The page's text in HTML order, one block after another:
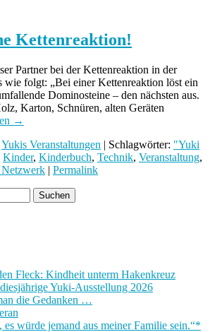
Kettenreaktion!
Partner bei der Kettenreaktion in der
wie folgt: „Bei einer Kettenreaktion löst ein
Dominosteine – den nächsten aus.
Karton, Schnüren, alten Geräten
→
Yukis Veranstaltungen | Schlagwörter: "Yuki
Kinder, Kinderbuch, Technik, Veranstaltung,
Netzwerk | Permalink
Fleck: Kindheit unterm Hakenkreuz
Yuki-Ausstellung 2026
die Gedanken …
würde jemand aus meiner Familie sein.“*